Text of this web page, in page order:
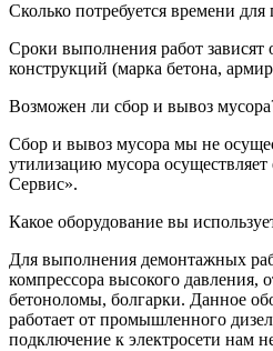
Сколько потребуется времени для
Сроки выполнения работ
конструкций (марка бетона,
Возможен ли сбор и вывоз
Сбор и вывоз мусора мы не
утилизацию мусора
Сервис».
Какое оборудование вы
Для выполнения демонтажных
компрессора высокого давления,
бетоноломы, болгарки. Данное
работает от промышленного
подключение к электросети нам